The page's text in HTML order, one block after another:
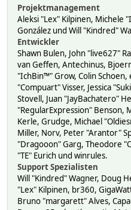
Projektmanagement
Aleksi "Lex" Kilpinen, Michele
González und Will "Kindred"
Entwickler
Shawn Bulen, John "live627"
van Geffen, Antechinus,
"IchBin™" Grow, Colin
"Compuart" Visser, Jessica
Stovell, Juan "JayBachatero"
"RegularExpression" Benson,
Kerle, Grudge, Michael
Miller, Norv, Peter "Arantor"
"Dragooon" Garg, Theodore
"TE" Eurich und winrules.
Support Spezialisten
Will "Kindred" Wagner, Doug
"Lex" Kilpinen, br360,
Bruno "margarett" Alves,